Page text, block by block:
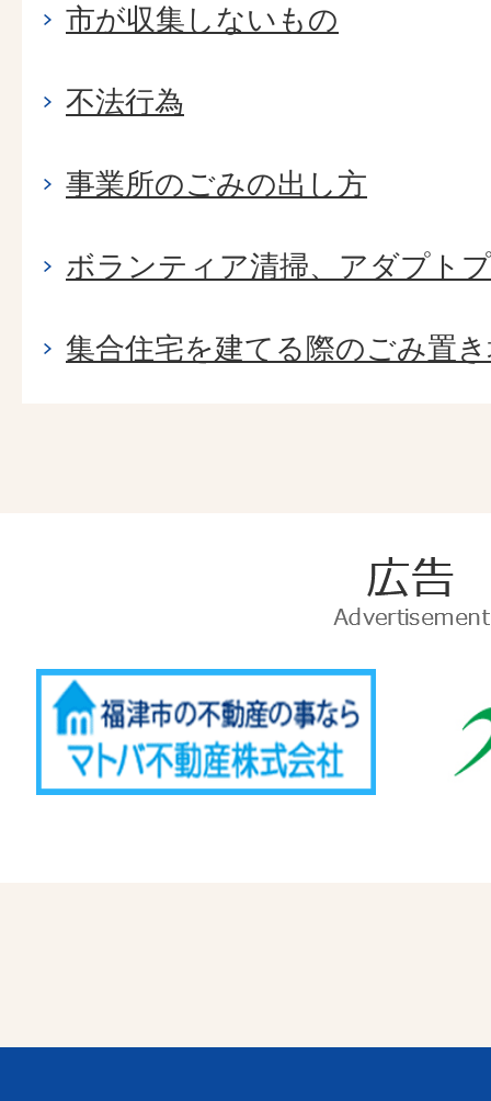
市が収集しないもの
不法行為
事業所のごみの出し方
ボランティア清掃、アダプト
集合住宅を建てる際のごみ置
告